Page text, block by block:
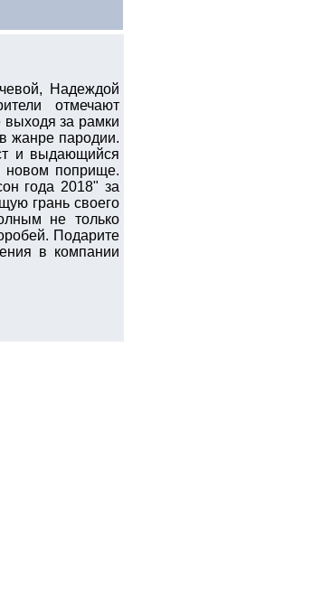
Надеждой
отмечают
выходя за рамки
жанре пародии.
и выдающийся
новом поприще.
года 2018" за
грань своего
не только
Подарите
в компании